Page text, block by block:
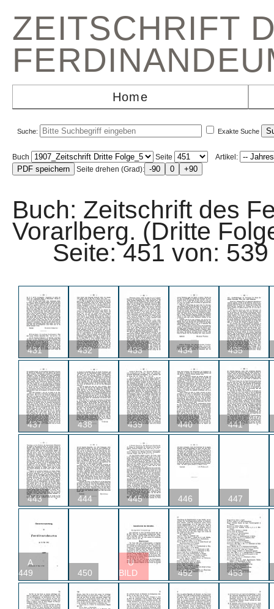
ZEITSCHRIFT
Home
Suche: Exakte Suche
Buch Seite
Artikel:
Seite drehen (Grad):
Buch: Zeitschrift des
Vorarlberg. (Dritte
Seite: 451 von:
431 432 433 434 435
437 438 439 440 441
443 444 445 446 447
A
449
450
U
BILD
452 453